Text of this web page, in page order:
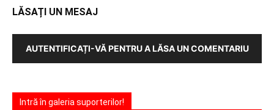
LĂSAȚI UN MESAJ
AUTENTIFICAȚI-VĂ PENTRU A LĂSA UN COMENTARIU
Intră în galeria suporterilor!